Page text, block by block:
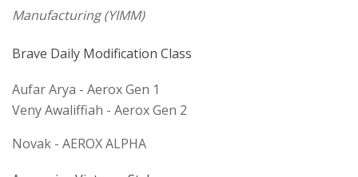
Manufacturing (YIMM)
Brave Daily Modification Class
Aufar Arya - Aerox Gen 1
Veny Awaliffiah - Aerox Gen 2
Novak - AEROX ALPHA